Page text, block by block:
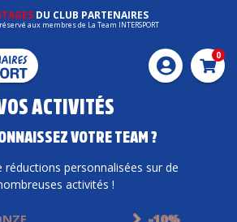
DU CLUB PARTENAIRES
aux membres de La Team INTERSPORT
0
ACTIVITÉS
VOTRE TEAM ?
réductions personnalisées sur de
activités !
-10%